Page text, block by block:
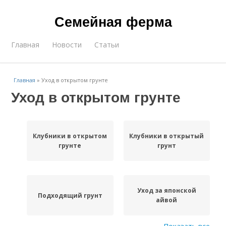
Семейная ферма
Главная Новости Статьи
Главная »Уход в открытом грунте
Уход в открытом грунте
Клубники в открытом
грунте
Клубники в открытый
грунт
Подходящий грунт
Уход за японской
айвой